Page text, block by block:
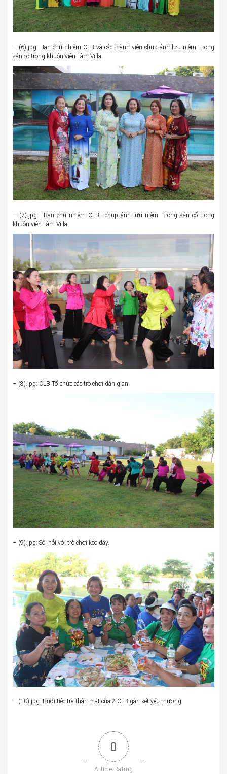
– (6).jpg: Ban chủ nhiệm CLB và các thành viên chụp ảnh lưu niệm trong
sân cỏ trong khuôn viên Tâm Villa.
– (7).jpg: Ban chủ nhiệm CLB chụp ảnh lưu niệm trong sân cỏ trong
khuôn viên Tâm Villa.
– (8).jpg: CLB Tổ chức các trò chơi dân gian
– (9).jpg: Sôi nỗi với trò chơi kéo dây.
– (10).jpg: Buổi tiệc trà thân mật của 2 CLB gắn kết yêu thương
0
Article Rating